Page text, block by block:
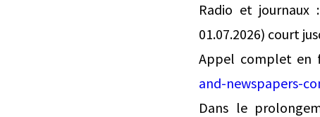
Radio et journaux
01.07.2026) court
Appel complet en
and-newspapers-
Dans le